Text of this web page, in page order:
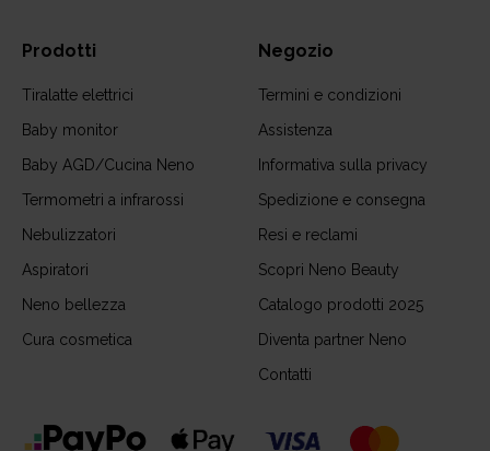
Prodotti
Tiralatte elettrici
Baby monitor
Baby AGD/Cucina Neno
Termometri a infrarossi
Nebulizzatori
Aspiratori
Neno bellezza
Cura cosmetica
Negozio
Termini e condizioni
Assistenza
Informativa sulla privacy
Spedizione e consegna
Resi e reclami
Scopri Neno Beauty
Catalogo prodotti 2025
Diventa partner Neno
Contatti